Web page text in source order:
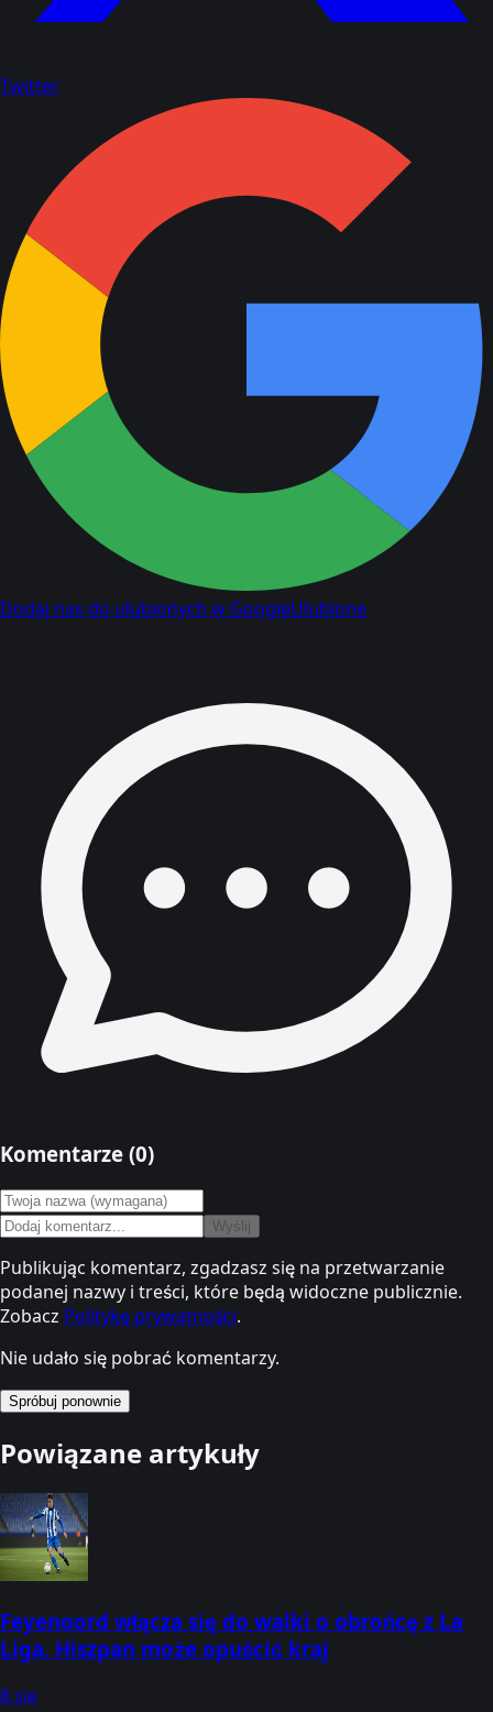
Twitter
Dodaj nas do ulubionych w GoogleUlubione
Komentarze (0)
Wyślij
Publikując komentarz, zgadzasz się na przetwarzanie
podanej nazwy i treści, które będą widoczne publicznie.
Zobacz Politykę prywatności.
Nie udało się pobrać komentarzy.
Spróbuj ponownie
Powiązane artykuły
Feyenoord włącza się do walki o obrońcę z La
Liga. Hiszpan może opuścić kraj
8 sie